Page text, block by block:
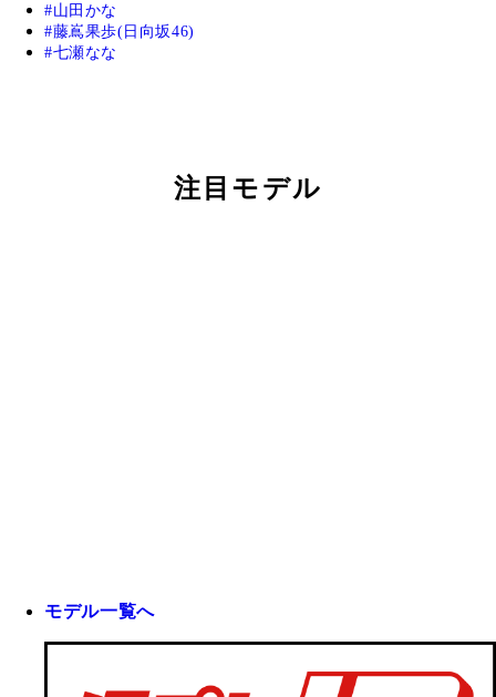
山田かな
藤嶌果歩(日向坂46)
七瀬なな
注目モデル
モデル一覧へ